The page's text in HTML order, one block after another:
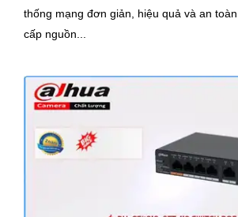
thống mạng đơn giản, hiệu quả và an toàn. Với khả năng
cấp nguồn...